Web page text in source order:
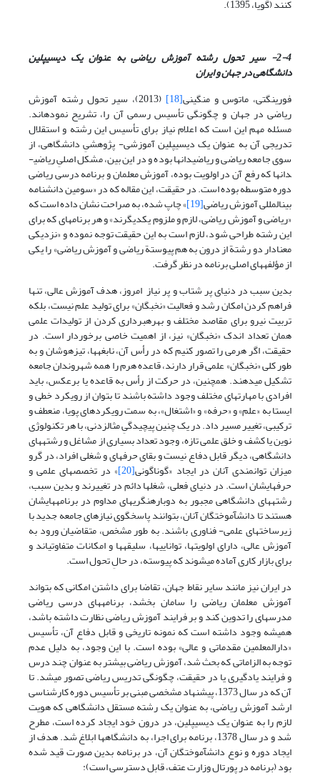
کنند (گویا، 1395).
2-4- سیر تحول رشته آموزش ریاضی به عنوان یک دیسیپلین
دانشگاهی در جهان و ایران
فورینگتی، ماتوس و منگینی[18] (2013)، سیر تحول رشته آموزش
ریاضی در جهان و چگونگی تأسیس رسمی آن را، تشریح نموده­اند.
مسئله مهم این است که اعلام نیاز برای تأسیس این رشته و استقلال
تدریجی آن به عنوان یک دیسیپلین آموزشی- پژوهشیِ دانشگاهی، از
سوی جامعه ریاضی و ریاضی­دان­ها بوده و در این بین، مشکل اصلیِ ریاضی­
دان­ها که رفع آن در اولویت بوده، آموزش معلمان و برنامه درسی ریاضی
دوره متوسطه بوده است. در حقیقت، این مقاله که در «سومین دانشنامه
بین­المللی آموزش ریاضی[19] » چاپ شده، به صراحت نشان داده است که
«ریاضی و آموزش ریاضی، لازم و ملزوم یکدیگرند» و هر برنامه­ای که برای
این رشته طراحی شود، لازم است به این حقیقت توجه نموده و «نزدیکی
معنادار دو رشتة از درون به هم پیوستة ریاضی و آموزش ریاضی» را یکی
از مؤلفه­های اصلی برنامه در نظر گرفت.
بدین سبب در دنیای پر شتاب و پر نیاز امروز، هدف آموزش عالی، تنها
فراهم کردن امکان رشد و فعالیت «نخبگان» برای تولید علم نیست، بلکه
تربیت نیرو برای مقاصد مختلف و بهره­برداری کردن از تولیدات علمی
همان تعداد اندک «نخبگان» نیز، از اهمیت خاصی برخوردار است. در
حقیقت، اگر هرمی را تصور کنیم که در رأس آن، نابغه­ها، تیزهوشان و به
طور کلی «نخبگان» علمی قرار دارند، قاعده هرم را همه شهروندان جامعه
تشکیل می­دهند. هم­چنین، در حرکت از رأس به قاعده یا برعکس، باید
افرادی با مهارت­های مختلف وجود داشته باشند تا بتوان از رویکرد خطی و
ایستا به «علم» و «حرفه» و «اشتغال»، به سمت رویکردهای پویا، منعطف و
ترکیبی، تغییر مسیر داد. در یک چنین پیچیدگیِ مثال­زدنی، با هر تکنولوژی
نوین یا کشف و خلق علمی تازه، وجود تعداد بسیاری از مشاغل و رشته­های
دانشگاهی، دیگر قابل دفاع نیست و بقای حرفه­ای و شغلی افراد، در گرو
میزان توانمندی آنان در ایجاد «گوناگونی[20] » در تخصص­های علمی و
حرفه­ای­شان است. در دنیای فعلی، شغل­ها دائم در تغییرند و بدین سبب،
رشته­های دانشگاهی مجبور به دوباره­نگری­های مداوم در برنامه­هایشان
هستند تا دانش­آموختگان آنان، بتوانند پاسخگوی نیازهای جامعه جدید با
زیرساخت­های علمی- فناوری باشند. به طور مشخص، متقاضیان ورود به
آموزش عالی، دارای اولویت­ها، توانایی­ها، سلیقه­ها و امکانات متفاوتی­اند و
برای بازار کاری آماده می­شوند که پیوسته، در حالِ تحول است.
در ایران نیز مانند سایر نقاط جهان، تقاضا برای داشتن امکانی که بتواند
آموزش معلمان ریاضی را سامان بخشد، برنامه­های درسی ریاضی
مدرسه­ای را تدوین کند و بر فرایند آموزش ریاضی نظارت داشته باشد،
همیشه وجود داشته است که نمونه تاریخی و قابل دفاع آن، تأسیس
«دارالمعلمین مقدماتی و عالی» بوده است. با این وجود، به دلیل عدم
توجه به الزاماتی که بحث شد، آموزش ریاضی بیشتر به عنوان چند درس
و فرایند یادگیری یا در حقیقت، چگونگی تدریس ریاضی تصور می­شد. تا
آن که در سال 1373، پیشنهاد مشخصی مبنی بر تأسیس دوره کارشناسی
ارشد آموزش ریاضی، به عنوان یک رشته مستقل دانشگاهی که هویت
لازم را به عنوان یک دیسیپلین، در درون خود ایجاد کرده است، مطرح
شد و در سال 1378، برنامه برای اجرا، به دانشگاه­ها ابلاغ شد. هدف از
ایجاد دوره و نوع دانش­آموختگان آن، در برنامه بدین صورت قید شده
بود (برنامه در پورتال وزارت عتف، قابل دسترسی است):